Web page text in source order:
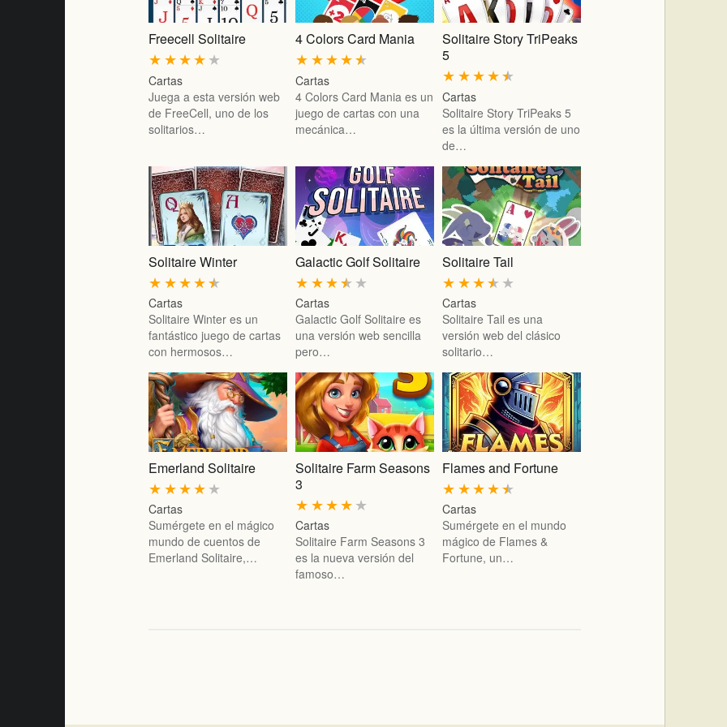
Freecell Solitaire
★
★
★
★
★
Cartas
Juega a esta versión web
de FreeCell, uno de los
solitarios…
4 Colors Card Mania
★
★
★
★
★
Cartas
4 Colors Card Mania es un
juego de cartas con una
mecánica…
Solitaire Story TriPeaks
5
★
★
★
★
★
Cartas
Solitaire Story TriPeaks 5
es la última versión de uno
de…
Solitaire Winter
★
★
★
★
★
Cartas
Solitaire Winter es un
fantástico juego de cartas
con hermosos…
Galactic Golf Solitaire
★
★
★
★
★
Cartas
Galactic Golf Solitaire es
una versión web sencilla
pero…
Solitaire Tail
★
★
★
★
★
Cartas
Solitaire Tail es una
versión web del clásico
solitario…
Emerland Solitaire
★
★
★
★
★
Cartas
Sumérgete en el mágico
mundo de cuentos de
Emerland Solitaire,…
Solitaire Farm Seasons
3
★
★
★
★
★
Cartas
Solitaire Farm Seasons 3
es la nueva versión del
famoso…
Flames and Fortune
★
★
★
★
★
Cartas
Sumérgete en el mundo
mágico de Flames &
Fortune, un…